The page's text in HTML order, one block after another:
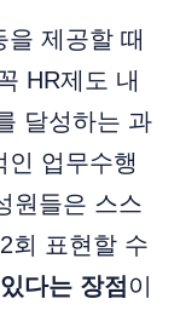
제공할 때
HR제도 내
달성하는 과
업무수행
원들은 스스
회 표현할 수
다는 장점 이